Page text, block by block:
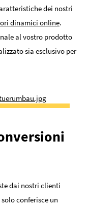
dei nostri
dinamici online.
al vostro prodotto
sia esclusivo per
dai nostri clienti
conferisce un